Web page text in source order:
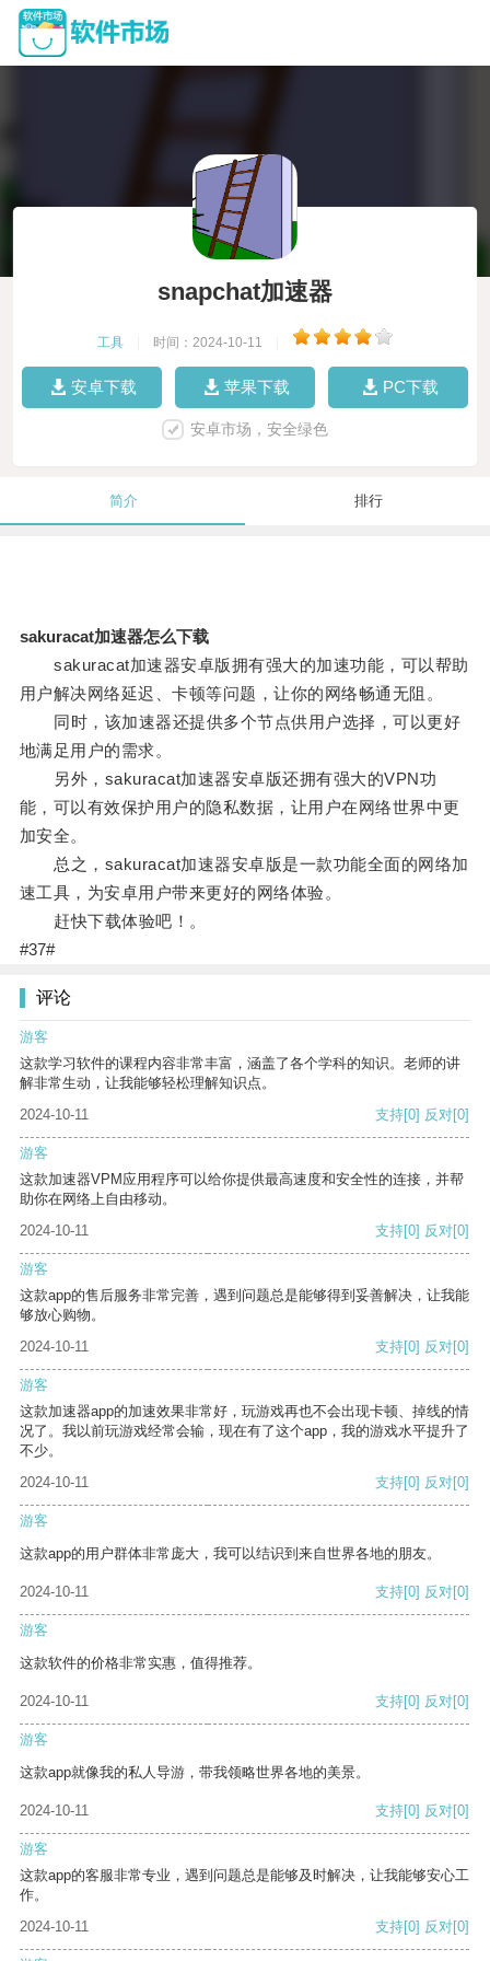
snapchat加速器
工具 时间：2024-10-11
安卓下载 苹果下载 PC下载
安卓市场，安全绿色
简介 排行
sakuracat加速器怎么下载
sakuracat加速器安卓版拥有强大的加速功能，可以帮助
用户解决网络延迟、卡顿等问题，让你的网络畅通无阻。
同时，该加速器还提供多个节点供用户选择，可以更好
地满足用户的需求。
另外，sakuracat加速器安卓版还拥有强大的VPN功
能，可以有效保护用户的隐私数据，让用户在网络世界中更
加安全。
总之，sakuracat加速器安卓版是一款功能全面的网络加
速工具，为安卓用户带来更好的网络体验。
赶快下载体验吧！。
#37#
评论
游客
这款学习软件的课程内容非常丰富，涵盖了各个学科的知识。老师的讲
解非常生动，让我能够轻松理解知识点。
2024-10-11
支持[0] 反对[0]
游客
这款加速器VPM应用程序可以给你提供最高速度和安全性的连接，并帮
助你在网络上自由移动。
2024-10-11
支持[0] 反对[0]
游客
这款app的售后服务非常完善，遇到问题总是能够得到妥善解决，让我能
够放心购物。
2024-10-11
支持[0] 反对[0]
游客
这款加速器app的加速效果非常好，玩游戏再也不会出现卡顿、掉线的情
况了。我以前玩游戏经常会输，现在有了这个app，我的游戏水平提升了
不少。
2024-10-11
支持[0] 反对[0]
游客
这款app的用户群体非常庞大，我可以结识到来自世界各地的朋友。
2024-10-11 支持[0] 反对[0]
游客
这款软件的价格非常实惠，值得推荐。
2024-10-11 支持[0] 反对[0]
游客
这款app就像我的私人导游，带我领略世界各地的美景。
2024-10-11 支持[0] 反对[0]
游客
这款app的客服非常专业，遇到问题总是能够及时解决，让我能够安心工
作。
2024-10-11
支持[0] 反对[0]